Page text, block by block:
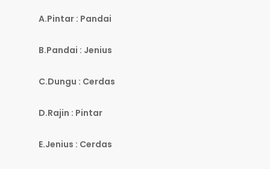
A.Pintar : Pandai
B.Pandai : Jenius
C.Dungu : Cerdas
D.Rajin : Pintar
E.Jenius : Cerdas